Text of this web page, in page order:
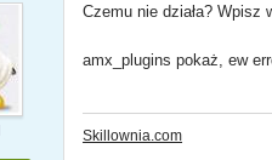
Czemu nie działa?
amx_plugins pokaż, ew
Skillownia.com